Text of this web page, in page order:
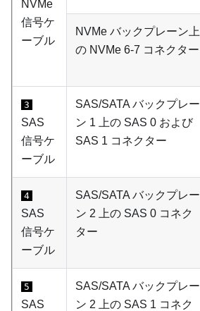
NVMe
信号ケ
ーブル
NVMe バックプレーン上
の NVMe 6-7 コネクター
3
SAS
信号ケ
ーブル
SAS/SATA バックプレー
ン 1 上の SAS 0 および
SAS 1 コネクター
4
SAS
信号ケ
ーブル
SAS/SATA バックプレー
ン 2 上の SAS 0 コネク
ター
5
SAS
SAS/SATA バックプレー
ン 2 上の SAS 1 コネク